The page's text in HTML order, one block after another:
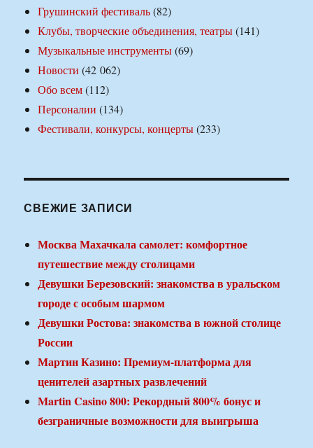
Грушинский фестиваль(82)
Клубы, творческие объединения, театры(141)
Музыкальные инструменты(69)
Новости (42 062)
Обо всем(112)
Персоналии (134)
Фестивали, конкурсы, концерты(233)
СВЕЖИЕ ЗАПИСИ
Москва Махачкала самолет: комфортное
путешествие между столицами
Девушки Березовский: знакомства в уральском
городе с особым шармом
Девушки Ростова: знакомства в южной столице
России
Мартин Казино: Премиум-платформа для
ценителей азартных развлечений
Martin Casino 800: Рекордный 800% бонус и
безграничные возможности для выигрыша